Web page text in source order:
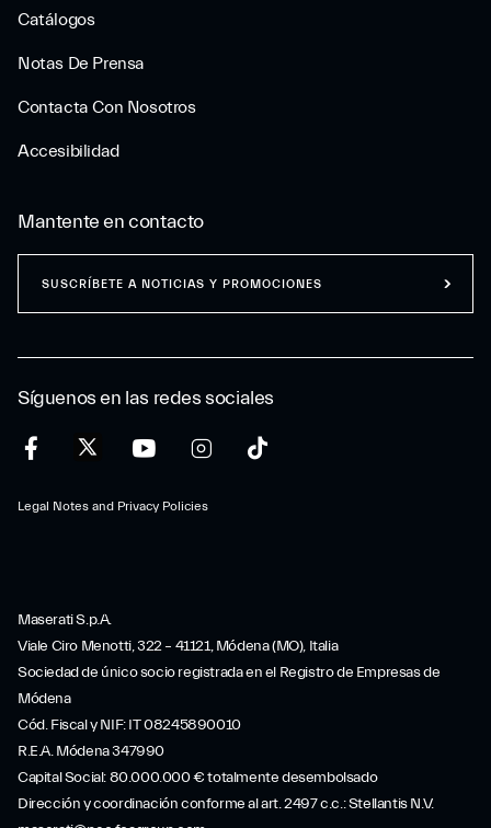
Catálogos
Notas De Prensa
Contacta Con Nosotros
Accesibilidad
Síguenos en las redes sociales
Legal Notes and Privacy Policies
Mantente en contacto
SUSCRÍBETE A NOTICIAS Y PROMOCIONES
Maserati S.p.A.
Viale Ciro Menotti, 322 – 41121, Módena (MO), Italia
Sociedad de único socio registrada en el Registro de Empresas de
Módena
Cód. Fiscal y NIF: IT 08245890010
R.E.A. Módena 347990
Capital Social: 80.000.000 € totalmente desembolsado
Dirección y coordinación conforme al art. 2497 c.c.: Stellantis N.V.